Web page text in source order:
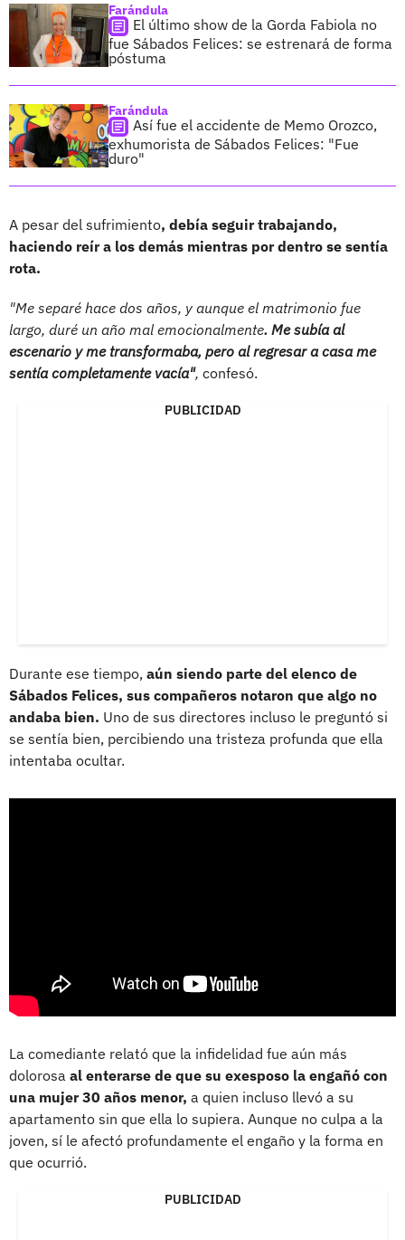
Farándula
El último show de la Gorda Fabiola no
fue Sábados Felices: se estrenará de forma
póstuma
Farándula
Así fue el accidente de Memo Orozco,
exhumorista de Sábados Felices: "Fue
duro"
A pesar del sufrimiento, debía seguir trabajando,
haciendo reír a los demás mientras por dentro se sentía
rota.
"Me separé hace dos años, y aunque el matrimonio fue
largo, duré un año mal emocionalmente. Me subía al
escenario y me transformaba, pero al regresar a casa me
sentía completamente vacía", confesó.
PUBLICIDAD
Durante ese tiempo, aún siendo parte del elenco de
Sábados Felices, sus compañeros notaron que algo no
andaba bien. Uno de sus directores incluso le preguntó si
se sentía bien, percibiendo una tristeza profunda que ella
intentaba ocultar.
La comediante relató que la infidelidad fue aún más
dolorosa al enterarse de que su exesposo la engañó con
una mujer 30 años menor, a quien incluso llevó a su
apartamento sin que ella lo supiera. Aunque no culpa a la
joven, sí le afectó profundamente el engaño y la forma en
que ocurrió.
PUBLICIDAD